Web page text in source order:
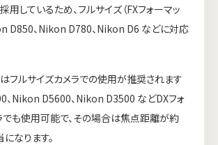
用しているため、フルサイズ（FXフォーマッ
D850、Nikon D780、Nikon D6 などに対応
はフルサイズカメラでの使用が推奨されます
、Nikon D5600、Nikon D3500 などDXフォ
でも使用可能で、その場合は焦点距離が約
なります。